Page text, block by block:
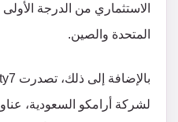
الاستثماري من الدرجة
المتحدة والصين.
لشركة أرامكو السعودية،